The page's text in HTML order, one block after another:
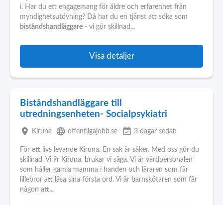
i. Har du ett engagemang för äldre och erfarenhet från
myndighetsutövning? Då har du en tjänst att söka som
biståndshandläggare - vi gör skillnad...
Visa detaljer
Biståndshandläggare till
utredningsenheten- Socialpsykiatri
place Kiruna language offentligajobb.se event_available 3 dagar sedan
För ett livs levande Kiruna. En sak är säker. Med oss gör du
skillnad. Vi är Kiruna, brukar vi säga. Vi är vårdpersonalen
som håller gamla mamma i handen och läraren som får
lillebror att läsa sina första ord. Vi är barnskötaren som får
någon att...